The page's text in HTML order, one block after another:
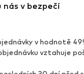
Oblíbené
nás v bezpečí
v hodnotě
vztahuje